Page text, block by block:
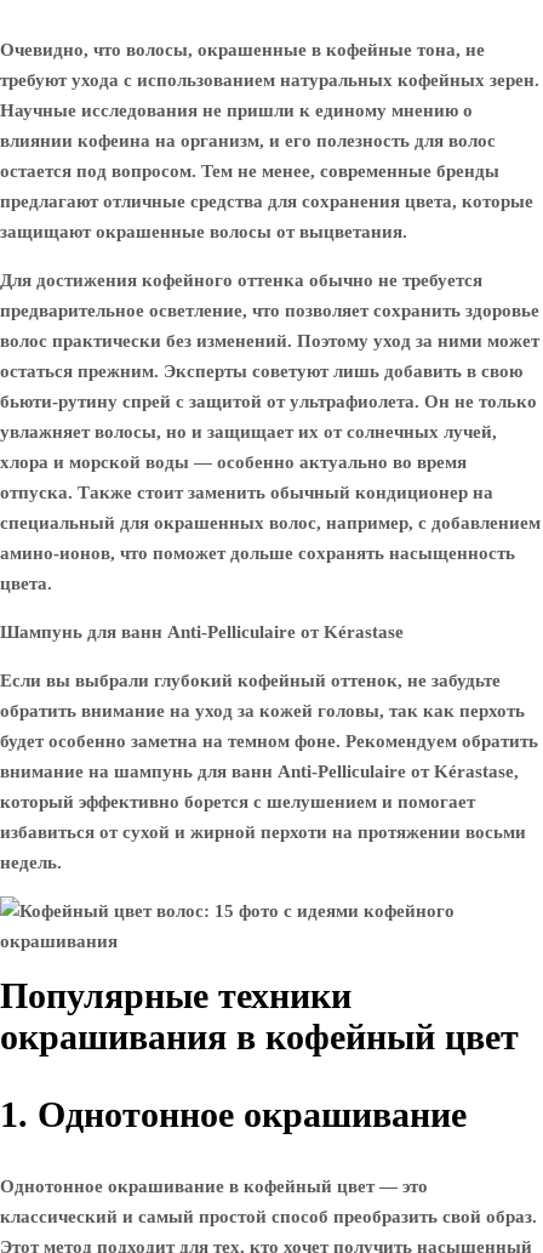
Очевидно, что волосы, окрашенные в кофейные тона, не
требуют ухода с использованием натуральных кофейных зерен.
Научные исследования не пришли к единому мнению о
влиянии кофеина на организм, и его полезность для волос
остается под вопросом. Тем не менее, современные бренды
предлагают отличные средства для сохранения цвета, которые
защищают окрашенные волосы от выцветания.
Для достижения кофейного оттенка обычно не требуется
предварительное осветление, что позволяет сохранить здоровье
волос практически без изменений. Поэтому уход за ними может
остаться прежним. Эксперты советуют лишь добавить в свою
бьюти-рутину спрей с защитой от ультрафиолета. Он не только
увлажняет волосы, но и защищает их от солнечных лучей,
хлора и морской воды — особенно актуально во время
отпуска. Также стоит заменить обычный кондиционер на
специальный для окрашенных волос, например, с добавлением
амино-ионов, что поможет дольше сохранять насыщенность
цвета.
Шампунь для ванн Anti-Pelliculaire от Kérastase
Если вы выбрали глубокий кофейный оттенок, не забудьте
обратить внимание на уход за кожей головы, так как перхоть
будет особенно заметна на темном фоне. Рекомендуем обратить
внимание на шампунь для ванн Anti-Pelliculaire от Kérastase,
который эффективно борется с шелушением и помогает
избавиться от сухой и жирной перхоти на протяжении восьми
недель.
Популярные техники
окрашивания в кофейный цвет
1. Однотонное окрашивание
Однотонное окрашивание в кофейный цвет — это
классический и самый простой способ преобразить свой образ.
Этот метод подходит для тех, кто хочет получить насыщенный